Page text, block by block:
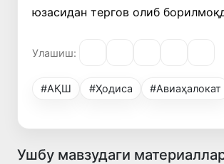
юзасидан тергов олиб
Улашиш:
#АҚШ #Ҳодиса #Авиаҳалокат
Ушбу мавзудаги